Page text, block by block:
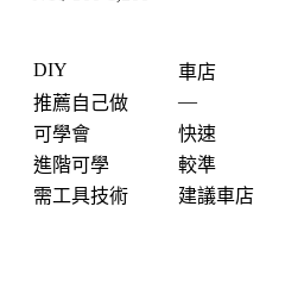
DIY
車店
推薦自己做
—
可學會
快速
進階可學
較準
需工具技術 建議車店